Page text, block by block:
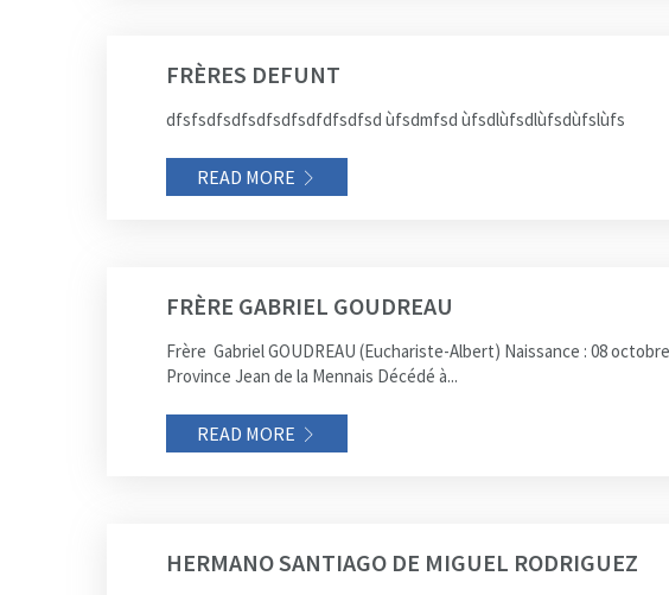
FRÈRES DEFUNT
dfsfsdfsdfsdfsdfsdfdfsdfsd ùfsdmfsd ùfsdlùfsdlùfsdùfslùfs
READ MORE
FRÈRE GABRIEL GOUDREAU
Frère Gabriel GOUDREAU (Euchariste-Albert) Naissance : 08
Province Jean de la Mennais Décédé à...
READ MORE
HERMANO SANTIAGO DE MIGUEL RODRIGUEZ